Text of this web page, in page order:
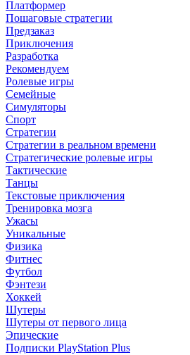
Платформер
Пошаговые стратегии
Предзаказ
Приключения
Разработка
Рекомендуем
Ролевые игры
Семейные
Симуляторы
Спорт
Стратегии
Стратегии в реальном времени
Стратегические ролевые игры
Тактические
Танцы
Текстовые приключения
Тренировка мозга
Ужасы
Уникальные
Физика
Фитнес
Футбол
Фэнтези
Хоккей
Шутеры
Шутеры от первого лица
Эпические
Подписки PlayStation Plus